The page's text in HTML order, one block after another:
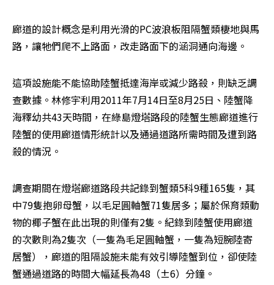
廊道的設計概念是利用光滑的PC波浪板阻隔蟹類棲地與馬
路，讓牠們爬不上路面，改走路面下的涵洞通向海邊。
這項設施能不能協助陸蟹抵達海岸或減少路殺，則缺乏調
查數據。林修宇利用2011年7月14日至8月25日、陸蟹降
海釋幼共43天時間，在綠島燈塔路段的陸蟹生態廊道進行
陸蟹的使用廊道情形統計以及通過道路所需時間及遭到路
殺的情況。
調查期間在燈塔廊道路段共記錄到蟹類5科9種165隻，其
中79隻抱卵母蟹，以毛足圓軸蟹71隻居多；屬於保育類動
物的椰子蟹在此出現的則僅有2隻。紀錄到陸蟹使用廊道
的次數則為2隻次（一隻為毛足圓軸蟹，一隻為短腕陸寄
居蟹），廊道的阻隔設施未能有效引導陸蟹到位，卻使陸
蟹通過道路的時間大幅延長為48（±6）分鐘。